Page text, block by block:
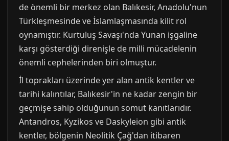
de önemli bir merkez olan Balıkesir, Anadolu'nun
Türkleşmesinde ve İslamlaşmasında kilit rol
oynamıştır. Kurtuluş Savaşı'nda Yunan işgaline
karşı gösterdiği direnişle de milli mücadelenin
önemli cephelerinden biri olmuştur.
İl toprakları üzerinde yer alan antik kentler ve
tarihi kalıntılar, Balıkesir'in ne kadar zengin bir
geçmişe sahip olduğunun somut kanıtlarıdır.
Antandros, Kyzikos ve Daskyleion gibi antik
kentler, bölgenin Neolitik Çağ'dan itibaren